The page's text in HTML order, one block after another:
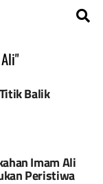
Balik
Imam Ali
Peristiwa